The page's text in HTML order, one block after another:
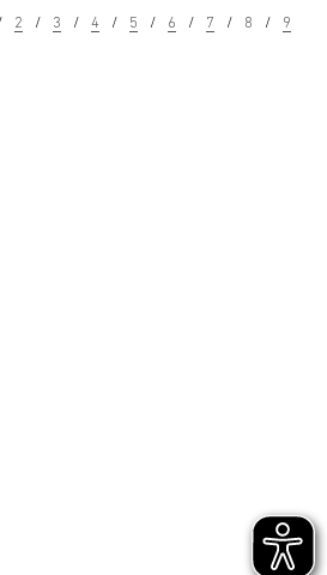
2 3 4 5 6 7 8 9